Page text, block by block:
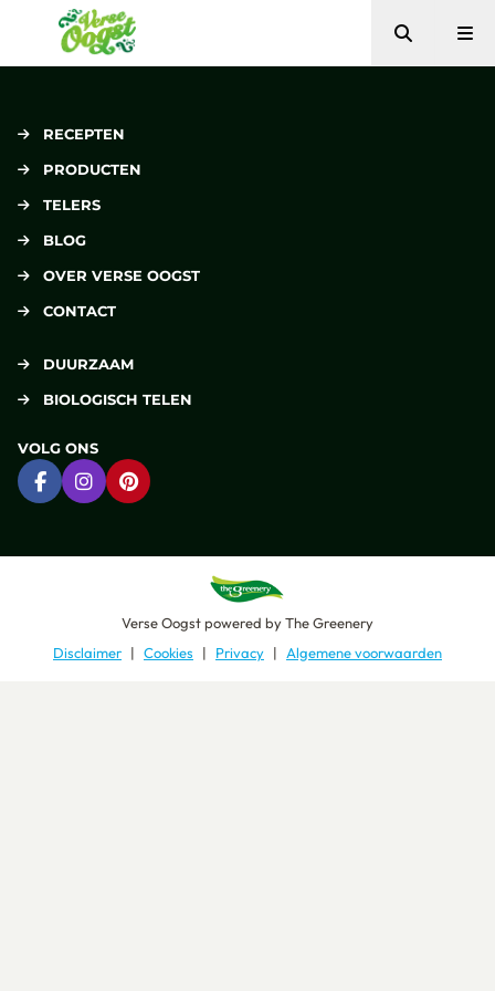
Verse Oogst
Zoeken
RECEPTEN
PRODUCTEN
TELERS
BLOG
OVER VERSE OOGST
CONTACT
DUURZAAM
BIOLOGISCH TELEN
VOLG ONS
Ga naar Facebook
Ga naar Instagram
Ga naar Pinterest
Verse Oogstpowered byThe Greenery
Disclaimer
Cookies Privacy Algemene voorwaarden